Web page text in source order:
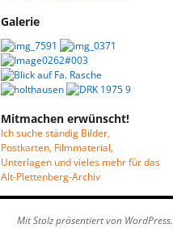
Galerie
Mitmachen erwünscht!
Ich suche ständig Bilder,
Postkarten, Filmmaterial,
Unterlagen und vieles mehr für das
Alt-Plettenberg-Archiv
Mit Stolz präsentiert von WordPress.